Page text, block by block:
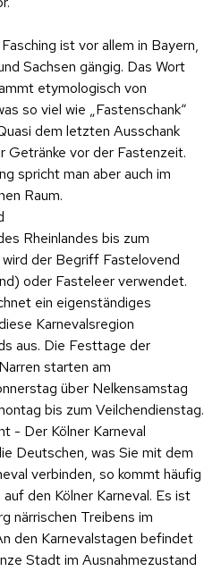
ist vor allem in Bayern,
Sachsen gängig. Das Wort
etymologisch von
so viel wie „Fastenschank“
dem letzten Ausschank
Getränke vor der Fastenzeit.
spricht man aber auch im
Raum.
Rheinlandes bis zum
der Begriff Fastelovend
oder Fasteleer verwendet.
ein eigenständiges
Karnevalsregion
aus. Die Festtage der
starten am
über Nelkensamstag
bis zum Veilchendienstag.
- Der Kölner Karneval
Deutschen, was Sie mit dem
verbinden, so kommt häufig
den Kölner Karneval. Es ist
närrischen Treibens im
den Karnevalstagen befindet
Stadt im Ausnahmezustand